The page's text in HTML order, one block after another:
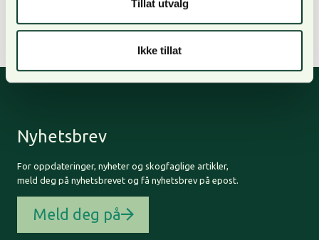
Tillat utvalg
Ikke tillat
Nyhetsbrev
For oppdateringer, nyheter og skogfaglige artikler,
meld deg på nyhetsbrevet og få nyhetsbrev på epost.
Meld deg på